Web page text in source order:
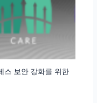
스 보안 강화를 위한